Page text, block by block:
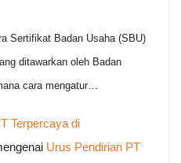
Sertifikat Badan Usaha (SBU)
ditawarkan oleh Badan
cara mengatur…
Terpercaya di
Urus Pendirian PT